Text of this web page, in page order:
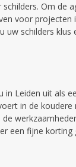
Om de
voor projecten
uw schilders klus
Leiden uit als
in de
een fijne korting